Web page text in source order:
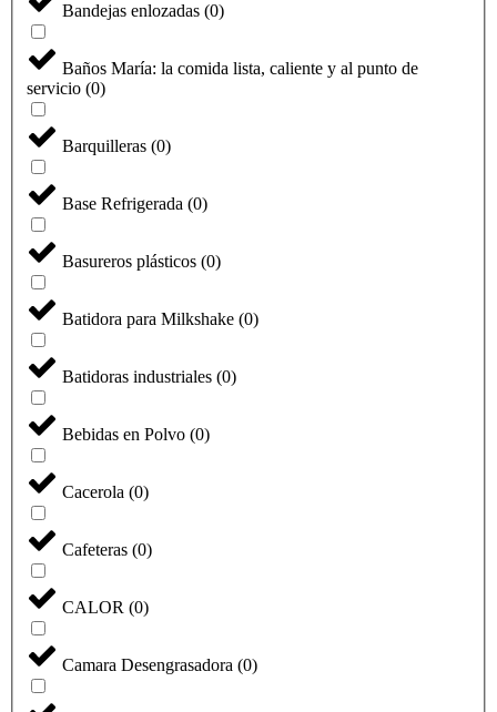
Bandejas enlozadas (0)
Baños María: la comida lista, caliente y al punto de
servicio (0)
Barquilleras (0)
Base Refrigerada (0)
Basureros plásticos (0)
Batidora para Milkshake (0)
Batidoras industriales (0)
Bebidas en Polvo (0)
Cacerola (0)
Cafeteras (0)
CALOR (0)
Camara Desengrasadora (0)